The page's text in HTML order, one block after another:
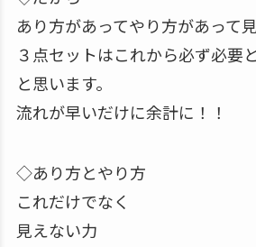
あり方があってやり方があって
３点セットはこれから必ず必要
と思います。
流れが早いだけに余計に！！
◇あり方とやり方
これだけでなく
見えない力